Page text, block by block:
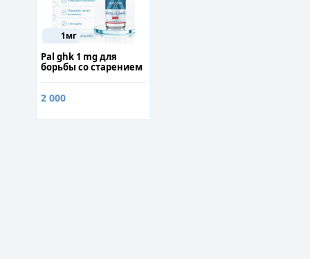
1мг
Pal ghk 1 mg для
борьбы со старением
2 000